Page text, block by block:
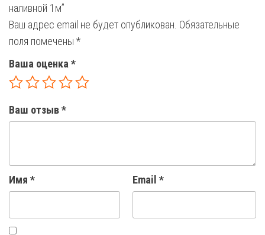
наливной 1м”
Ваш адрес email не будет опубликован. Обязательные
поля помечены *
Ваша оценка *
Ваш отзыв*
Имя * Email *